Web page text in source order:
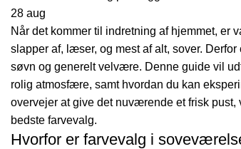
28 aug
Når det kommer til indretning af hjemmet, er
slapper af, læser, og mest af alt, sover.
søvn og generelt velvære. Denne guide vil
rolig atmosfære, samt hvordan du kan
overvejer at give det nuværende et frisk
bedste farvevalg.
Hvorfor er farvevalg i